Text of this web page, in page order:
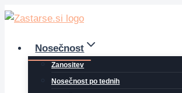
Skip
contentNosečnost
Zanositev
Nosečnost po tednih